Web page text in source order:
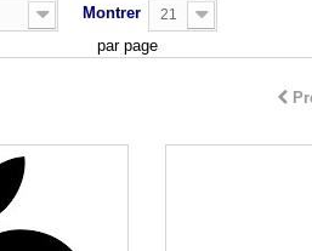
Montrer 21
par page